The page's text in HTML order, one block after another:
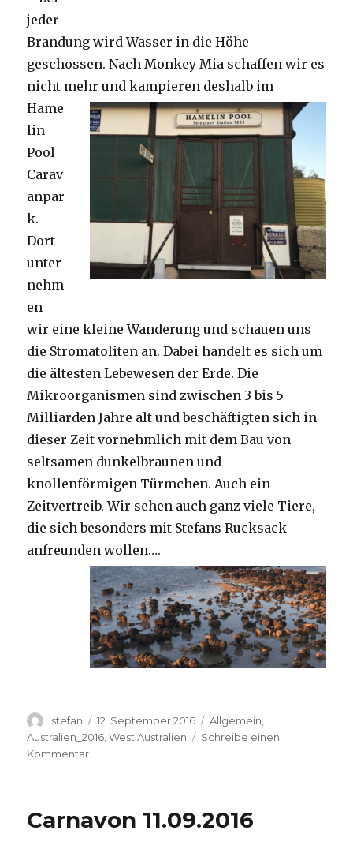
jeder
Brandung wird Wasser in die Höhe
geschossen. Nach Monkey Mia schaffen wir es
nicht mehr und kampieren deshalb im
Hame
lin
Pool
Carav
anpar
k.
Dort
unter
nehm
en
wir eine kleine Wanderung und schauen uns
die Stromatoliten an. Dabei handelt es sich um
die ältesten Lebewesen der Erde. Die
Mikroorganismen sind zwischen 3 bis 5
Milliarden Jahre alt und beschäftigten sich in
dieser Zeit vornehmlich mit dem Bau von
seltsamen dunkelbraunen und
knollenförmigen Türmchen. Auch ein
Zeitvertreib. Wir sehen auch ganz viele Tiere,
die sich besonders mit Stefans Rucksack
anfreunden wollen….
Autor
stefan
Veröffentlicht
am
12. September 2016 Kategorien
Allgemein
Australien_2016 ,West Australien
Schreibe einen
Kommentarzu
Carnavon 11.09.2016